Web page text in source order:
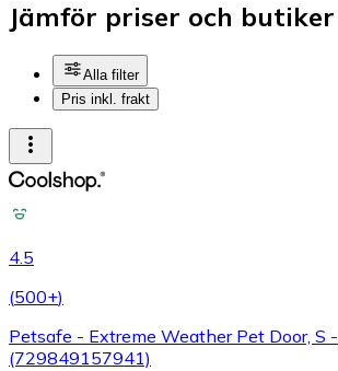
Jämför priser och butiker
Alla filter
Pris inkl. frakt
4.5
(500+)
Petsafe - Extreme Weather Pet Door, S -
(729849157941)